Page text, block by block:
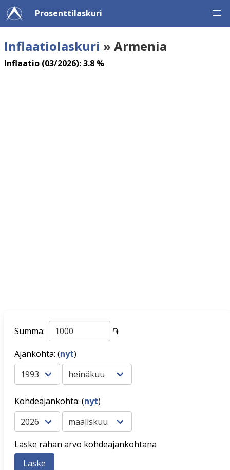
Prosenttilaskuri
Inflaatiolaskuri » Armenia
Inflaatio (03/2026): 3.8 %
Summa:
֏
Ajankohta: (nyt)
Kohdeajankohta: (nyt)
Laske rahan arvo kohdeajankohtana